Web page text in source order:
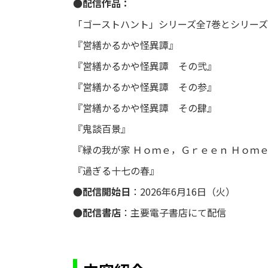
「ゴーストハント」シリーズ全7巻とシリー
『営繕かるかや怪異譚』
『営繕かるかや怪異譚 その弐』
『営繕かるかや怪異譚 その参』
『営繕かるかや怪異譚 その肆』
『鬼談百景』
『緑の我が家 Ｈｏｍｅ，Ｇｒｅｅｎ Ｈｏｍｅ
『過ぎる十七の春』
●配信開始日 ：2026年6月16日（火）
●配信書店 ：主要電子書店にて配信